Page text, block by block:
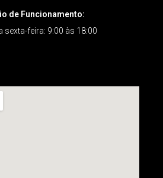
de Funcionamento:
sexta-feira: 9:00 às 18:00